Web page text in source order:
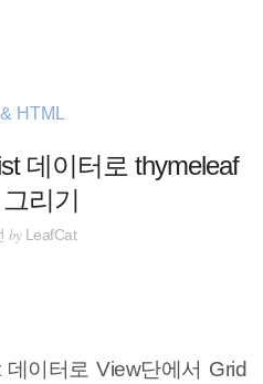
데이터로 thymeleaf
리기
HTML
byLeafCat
이터로 View단에서 Grid